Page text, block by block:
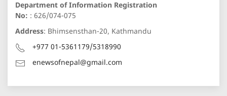
Department of Information Registration
No: : 626/074-075
Address: Bhimsensthan-20, Kathmandu
+977 01-5361179/5318990
enewsofnepal@gmail.com